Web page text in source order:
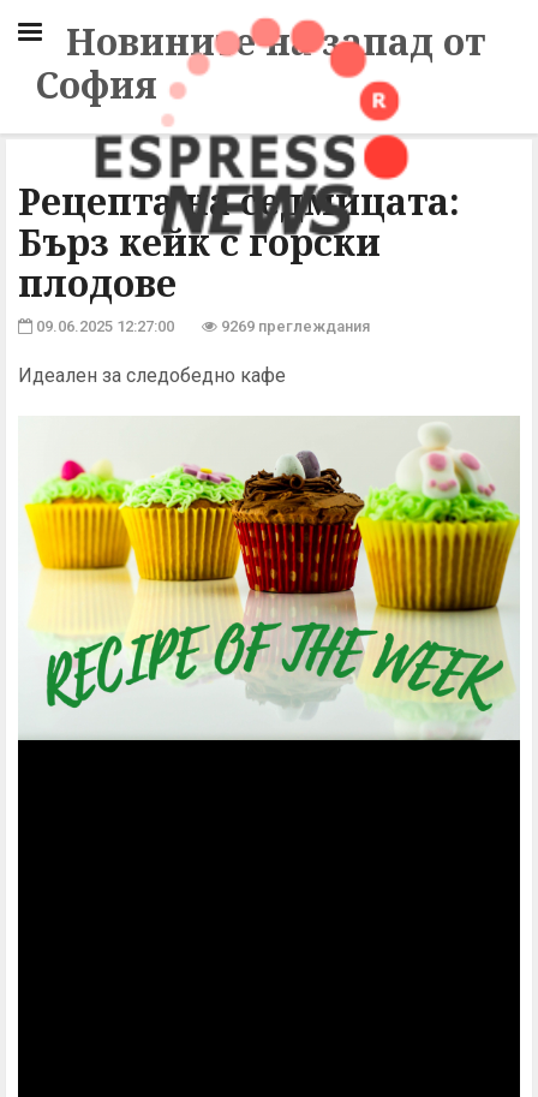
Новините на запад от
София
Рецепта на седмицата:
Бърз кейк с горски
плодове
09.06.2025 12:27:00 9269 преглеждания
Идеален за следобедно кафе